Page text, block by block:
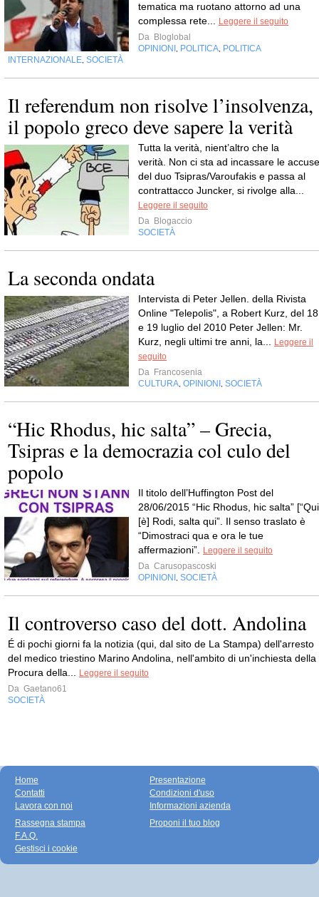
tematica ma ruotano attorno ad una
complessa rete... Leggere il seguito
Da Bloglobal
OPINIONI , POLITICA, POLITICA
INTERNAZIONALE, SOCIETÀ
Il referendum non risolve l’insolvenza,
il popolo greco deve sapere la verità
Tutta la verità, nient’altro che la
verità. Non ci sta ad incassare le accuse
del duo Tsipras/Varoufakis e passa al
contrattacco Juncker, si rivolge alla...
Leggere il seguito
Da Blogaccio
SOCIETÀ
La seconda ondata
Intervista di Peter Jellen. della Rivista
Online "Telepolis", a Robert Kurz, del 18
e 19 luglio del 2010 Peter Jellen: Mr.
Kurz, negli ultimi tre anni, la... Leggere il
seguito
Da Francosenia
CULTURA, OPINIONI , SOCIETÀ
“Hic Rhodus, hic salta” – Grecia,
Tsipras e la democrazia col culo del
popolo
Il titolo dell’Huffington Post del
28/06/2015 “Hic Rhodus, hic salta” [“Qui
[è] Rodi, salta qui”. Il senso traslato è
“Dimostraci qua e ora le tue
affermazioni”. Leggere il seguito
Da Carusopascoski
OPINIONI , SOCIETÀ
Il controverso caso del dott. Andolina
É di pochi giorni fa la notizia (qui, dal sito de La Stampa) dell'arresto
del medico triestino Marino Andolina, nell'ambito di un'inchiesta della
Procura della... Leggere il seguito
Da Gaetano61
SOCIETÀ
Home
Contatti
Lavora con noi
Presentazione
Condizioni d'uso
Informazioni azienda
Rassegna stampa
F.A.Q.
Gestisci i cookie
Proponi il tuo blog